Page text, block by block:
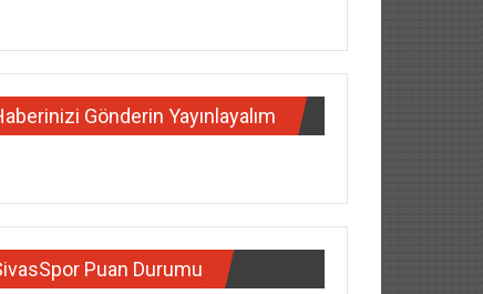
Gönderin Yayınlayalım
Puan Durumu